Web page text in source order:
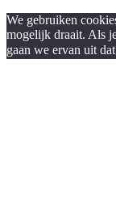
We gebruiken
mogelijk draait. Als
gaan we ervan uit